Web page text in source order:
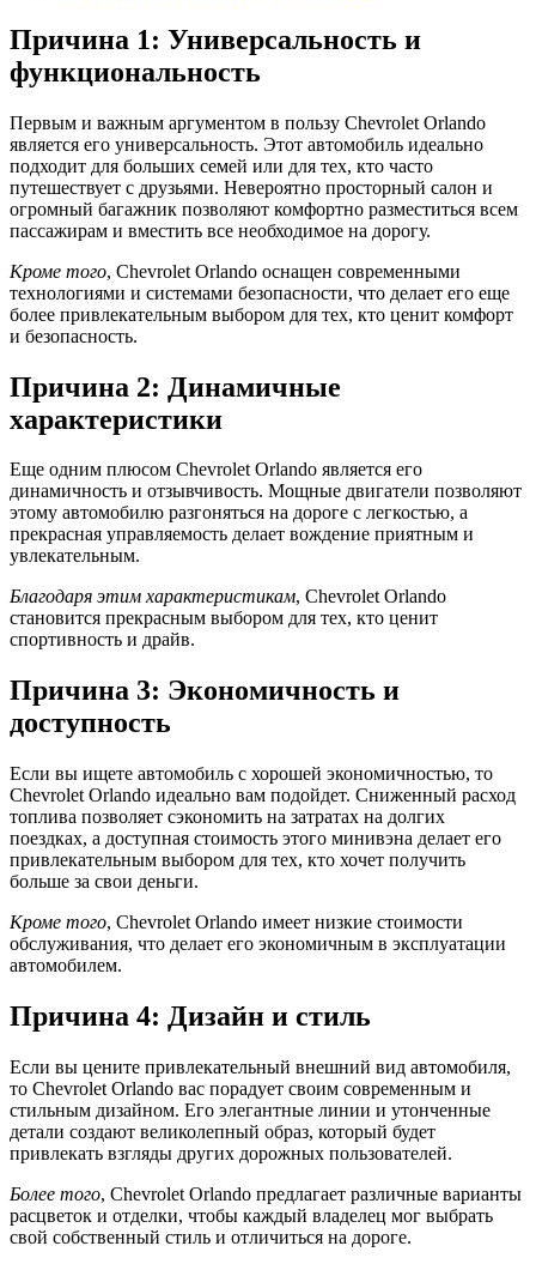
Причина 1: Универсальность и
функциональность
Первым и важным аргументом в пользу Chevrolet Orlando
является его универсальность. Этот автомобиль идеально
подходит для больших семей или для тех, кто часто
путешествует с друзьями. Невероятно просторный салон и
огромный багажник позволяют комфортно разместиться всем
пассажирам и вместить все необходимое на дорогу.
Кроме того, Chevrolet Orlando оснащен современными
технологиями и системами безопасности, что делает его еще
более привлекательным выбором для тех, кто ценит комфорт
и безопасность.
Причина 2: Динамичные
характеристики
Еще одним плюсом Chevrolet Orlando является его
динамичность и отзывчивость. Мощные двигатели позволяют
этому автомобилю разгоняться на дороге с легкостью, а
прекрасная управляемость делает вождение приятным и
увлекательным.
Благодаря этим характеристикам, Chevrolet Orlando
становится прекрасным выбором для тех, кто ценит
спортивность и драйв.
Причина 3: Экономичность и
доступность
Если вы ищете автомобиль с хорошей экономичностью, то
Chevrolet Orlando идеально вам подойдет. Сниженный расход
топлива позволяет сэкономить на затратах на долгих
поездках, а доступная стоимость этого минивэна делает его
привлекательным выбором для тех, кто хочет получить
больше за свои деньги.
Кроме того, Chevrolet Orlando имеет низкие стоимости
обслуживания, что делает его экономичным в эксплуатации
автомобилем.
Причина 4: Дизайн и стиль
Если вы цените привлекательный внешний вид автомобиля,
то Chevrolet Orlando вас порадует своим современным и
стильным дизайном. Его элегантные линии и утонченные
детали создают великолепный образ, который будет
привлекать взгляды других дорожных пользователей.
Более того, Chevrolet Orlando предлагает различные варианты
расцветок и отделки, чтобы каждый владелец мог выбрать
свой собственный стиль и отличиться на дороге.